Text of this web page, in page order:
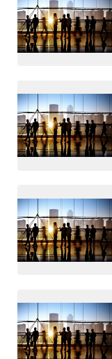
ଶଙ୍କର ସୁୱନ
ତେଜ ପ୍ରତାପ ମହା
ବିଦ୍ଯାୱାନ ଗୁନୀ
ରାମ କାଜ କରିବେ
ପ୍ରଭୁ ଚରିତ ସୁନିୱେ
ରାମ ଲଖନ ସୀତା ମନ
ସୂକ୍ଷ୍ମ ରୂପ ଧରି
ଭୀମ ରୂପ ଧରି ଅସୁର
ରାମଚନ୍ଦ୍ର କେ